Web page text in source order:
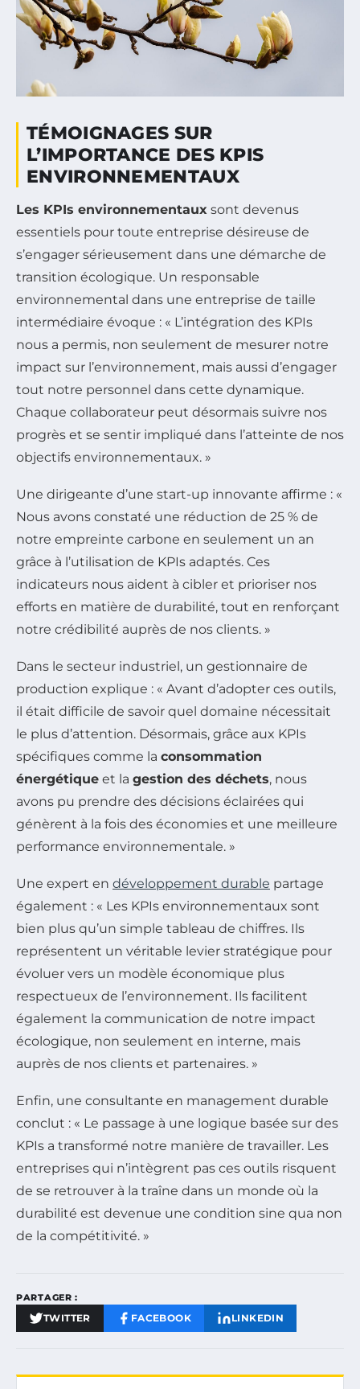
TÉMOIGNAGES SUR
L’IMPORTANCE DES KPIS
ENVIRONNEMENTAUX
Les KPIs environnementaux sont devenus
essentiels pour toute entreprise désireuse de
s’engager sérieusement dans une démarche de
transition écologique. Un responsable
environnemental dans une entreprise de taille
intermédiaire évoque : « L’intégration des KPIs
nous a permis, non seulement de mesurer notre
impact sur l’environnement, mais aussi d’engager
tout notre personnel dans cette dynamique.
Chaque collaborateur peut désormais suivre nos
progrès et se sentir impliqué dans l’atteinte de nos
objectifs environnementaux. »
Une dirigeante d’une start-up innovante affirme : «
Nous avons constaté une réduction de 25 % de
notre empreinte carbone en seulement un an
grâce à l’utilisation de KPIs adaptés. Ces
indicateurs nous aident à cibler et prioriser nos
efforts en matière de durabilité, tout en renforçant
notre crédibilité auprès de nos clients. »
Dans le secteur industriel, un gestionnaire de
production explique : « Avant d’adopter ces outils,
il était difficile de savoir quel domaine nécessitait
le plus d’attention. Désormais, grâce aux KPIs
spécifiques comme la consommation
énergétique et la gestion des déchets, nous
avons pu prendre des décisions éclairées qui
génèrent à la fois des économies et une meilleure
performance environnementale. »
Une expert en développement durable partage
également : « Les KPIs environnementaux sont
bien plus qu’un simple tableau de chiffres. Ils
représentent un véritable levier stratégique pour
évoluer vers un modèle économique plus
respectueux de l’environnement. Ils facilitent
également la communication de notre impact
écologique, non seulement en interne, mais
auprès de nos clients et partenaires. »
Enfin, une consultante en management durable
conclut : « Le passage à une logique basée sur des
KPIs a transformé notre manière de travailler. Les
entreprises qui n’intègrent pas ces outils risquent
de se retrouver à la traîne dans un monde où la
durabilité est devenue une condition sine qua non
de la compétitivité. »
PARTAGER :
TWITTER FACEBOOK LINKEDIN